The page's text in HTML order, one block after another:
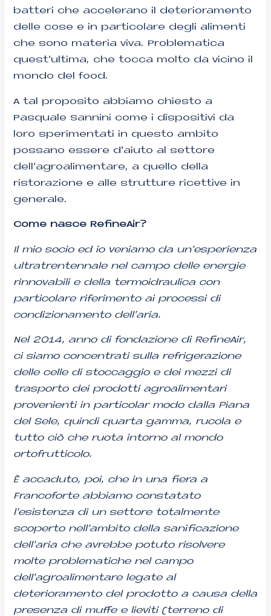
batteri che accelerano il deterioramento
delle cose e in particolare degli alimenti
che sono materia viva. Problematica
quest’ultima, che tocca molto da vicino il
mondo del food.
A tal proposito abbiamo chiesto a
Pasquale Sannini come i dispositivi da
loro sperimentati in questo ambito
possano essere d’aiuto al settore
dell’agroalimentare, a quello della
ristorazione e alle strutture ricettive in
generale.
Come nasce RefineAir?
Il mio socio ed io veniamo da un’esperienza
ultratrentennale nel campo delle energie
rinnovabili e della termoidraulica con
particolare riferimento ai processi di
condizionamento dell’aria.
Nel 2014, anno di fondazione di RefineAir,
ci siamo concentrati sulla refrigerazione
delle celle di stoccaggio e dei mezzi di
trasporto dei prodotti agroalimentari
provenienti in particolar modo dalla Piana
del Sele, quindi quarta gamma, rucola e
tutto ciò che ruota intorno al mondo
ortofrutticolo.
È accaduto, poi, che in una fiera a
Francoforte abbiamo constatato
l’esistenza di un settore totalmente
scoperto nell’ambito della sanificazione
dell’aria che avrebbe potuto risolvere
molte problematiche nel campo
dell’agroalimentare legate al
deterioramento del prodotto a causa della
presenza di muffe e lieviti (terreno di